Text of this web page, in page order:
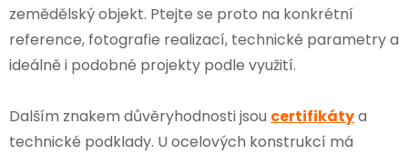
zemědělský objekt. Ptejte se proto na konkrétní
reference, fotografie realizací, technické parametry a
ideálně i podobné projekty podle využití.
Dalším znakem důvěryhodnosti jsou certifikátya
technické podklady. U ocelových konstrukcí má